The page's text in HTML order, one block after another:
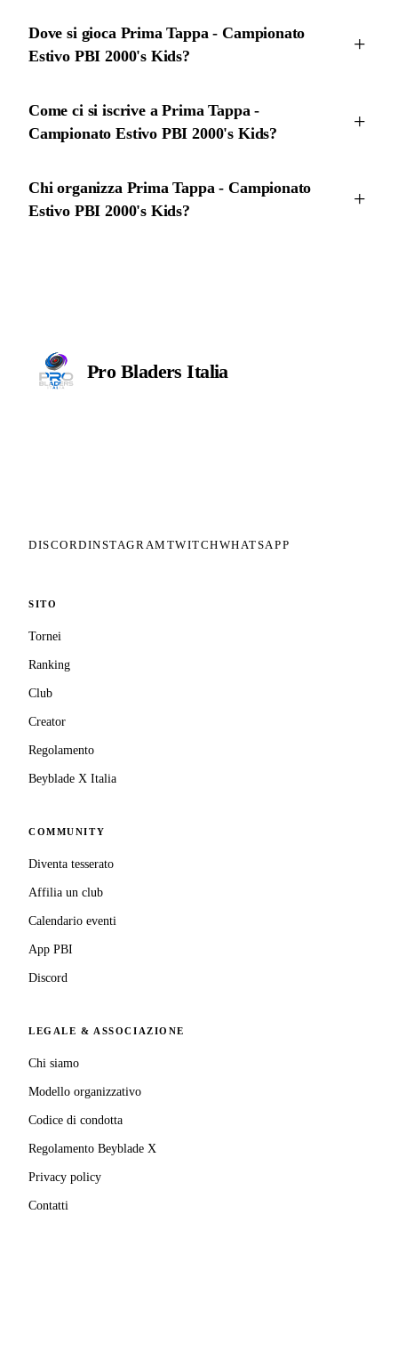
Dove si gioca Prima Tappa - Campionato
Estivo PBI 2000's Kids?
Come ci si iscrive a Prima Tappa -
Campionato Estivo PBI 2000's Kids?
Chi organizza Prima Tappa - Campionato
Estivo PBI 2000's Kids?
Pro BladersItalia
DISCORDINSTAGRAM TWITCHWHATSAPP
SITO
Tornei
Ranking
Club
Creator
Regolamento
Beyblade X Italia
COMMUNITY
Diventa tesserato
Affilia un club
Calendario eventi
App PBI
Discord
LEGALE & ASSOCIAZIONE
Chi siamo
Modello organizzativo
Codice di condotta
Regolamento Beyblade X
Privacy policy
Contatti